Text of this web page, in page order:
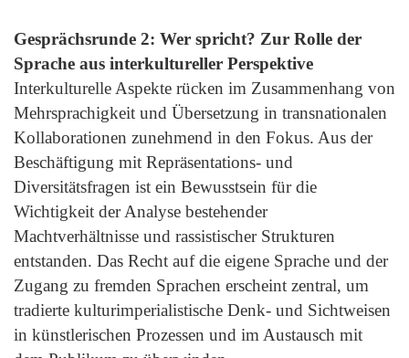
Gesprächsrunde 2: Wer spricht? Zur Rolle der
Sprache aus interkultureller Perspektive
Interkulturelle Aspekte rücken im Zusammenhang von
Mehrsprachigkeit und Übersetzung in transnationalen
Kollaborationen zunehmend in den Fokus. Aus der
Beschäftigung mit Repräsentations- und
Diversitätsfragen ist ein Bewusstsein für die
Wichtigkeit der Analyse bestehender
Machtverhältnisse und rassistischer Strukturen
entstanden. Das Recht auf die eigene Sprache und der
Zugang zu fremden Sprachen erscheint zentral, um
tradierte kulturimperialistische Denk- und Sichtweisen
in künstlerischen Prozessen und im Austausch mit